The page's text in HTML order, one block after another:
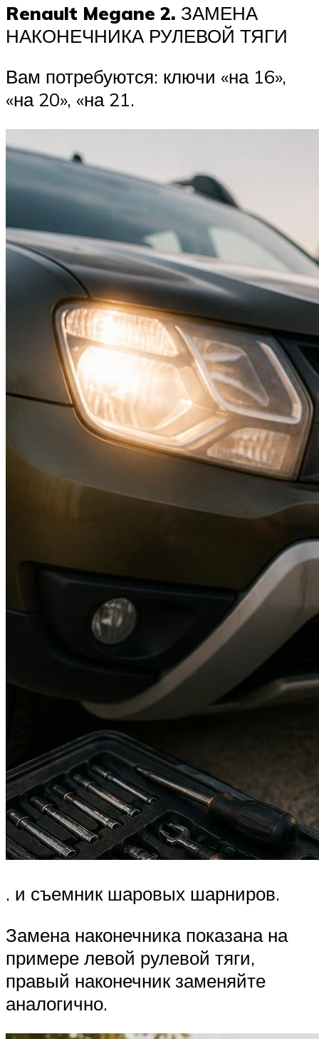
Renault Megane 2. ЗАМЕНА
НАКОНЕЧНИКА РУЛЕВОЙ ТЯГИ
Вам потребуются: ключи «на 16»,
«на 20», «на 21.
. и съемник шаровых шарниров.
Замена наконечника показана на
примере левой рулевой тяги,
правый наконечник за­меняйте
аналогично.